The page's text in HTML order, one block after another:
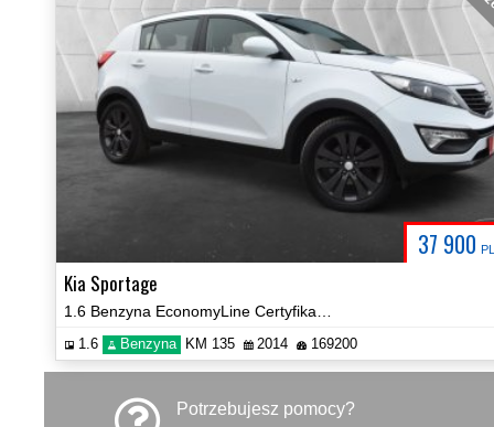
37 900
Kia Sportage
1.6 Benzyna KM 135 2014 169200
Potrzebujesz pomocy?